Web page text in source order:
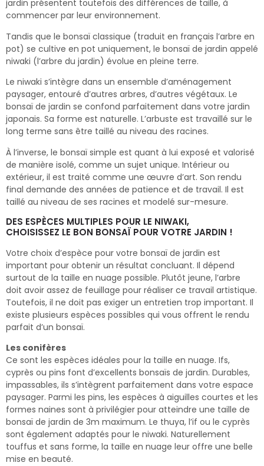
jardin présentent toutefois des différences de taille, à
commencer par leur environnement.
Tandis que le bonsaï classique (traduit en français l’arbre en
pot) se cultive en pot uniquement, le bonsaï de jardin appelé
niwaki (l’arbre du jardin) évolue en pleine terre.
Le niwaki s’intègre dans un ensemble d’aménagement
paysager, entouré d’autres arbres, d’autres végétaux. Le
bonsaï de jardin se confond parfaitement dans votre jardin
japonais. Sa forme est naturelle. L’arbuste est travaillé sur le
long terme sans être taillé au niveau des racines.
À l’inverse, le bonsaï simple est quant à lui exposé et valorisé
de manière isolé, comme un sujet unique. Intérieur ou
extérieur, il est traité comme une œuvre d’art. Son rendu
final demande des années de patience et de travail. Il est
taillé au niveau de ses racines et modelé sur-mesure.
DES ESPÈCES MULTIPLES POUR LE NIWAKI,
CHOISISSEZ LE BON BONSAÏ POUR VOTRE JARDIN !
Votre choix d’espèce pour votre bonsaï de jardin est
important pour obtenir un résultat concluant. Il dépend
surtout de la taille en nuage possible. Plutôt jeune, l’arbre
doit avoir assez de feuillage pour réaliser ce travail artistique.
Toutefois, il ne doit pas exiger un entretien trop important. Il
existe plusieurs espèces possibles qui vous offrent le rendu
parfait d’un bonsaï.
Les conifères
Ce sont les espèces idéales pour la taille en nuage. Ifs,
cyprès ou pins font d’excellents bonsaïs de jardin. Durables,
impassables, ils s’intègrent parfaitement dans votre espace
paysager. Parmi les pins, les espèces à aiguilles courtes et les
formes naines sont à privilégier pour atteindre une taille de
bonsaï de jardin de 3m maximum. Le thuya, l’if ou le cyprès
sont également adaptés pour le niwaki. Naturellement
touffus et sans forme, la taille en nuage leur offre une belle
mise en beauté.